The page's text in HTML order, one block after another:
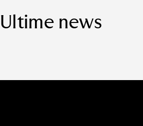
Ultime news